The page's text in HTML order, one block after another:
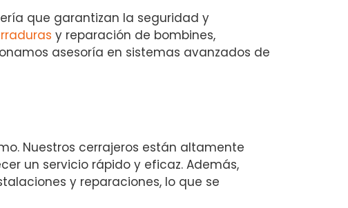
que garantizan la seguridad y
y reparación de bombines,
asesoría en sistemas avanzados de
Nuestros cerrajeros están altamente
un servicio rápido y eficaz. Además,
y reparaciones, lo que se